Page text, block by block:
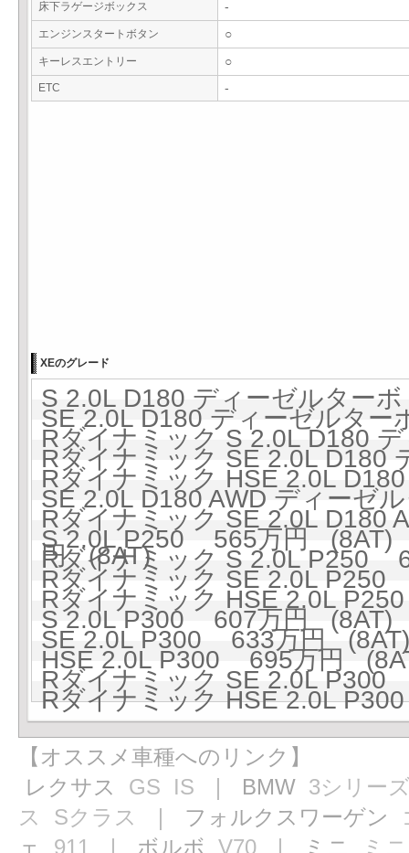
床下ラゲージボックス -
エンジンスタートボタン ○
キーレスエントリー ○
ETC -
XEのグレード
S 2.0L D180 ディーゼルター
SE 2.0L D180 ディーゼルタ
Rダイナミック S 2.0L D180
Rダイナミック SE 2.0L
Rダイナミック HSE 2.0L
SE 2.0L D180 AWD ディー
Rダイナミック SE 2.0L
円 (8AT)
S 2.0L P250 565万円 (8AT)
Rダイナミック S 2.0L P250
Rダイナミック SE 2.0L
Rダイナミック HSE 2.0L
S 2.0L P300 607万円 (8AT)
SE 2.0L P300 633万円 (8AT)
HSE 2.0L P300 695万円
Rダイナミック SE 2.0L
Rダイナミック HSE 2.0L
【オススメ車種へのリンク】
レクサス GS IS ｜ BMW 3シリー
ス
Sクラス ｜ フォルクスワーゲン
ェ 911 ｜ ボルボ V70 ｜ ミニ ミニ